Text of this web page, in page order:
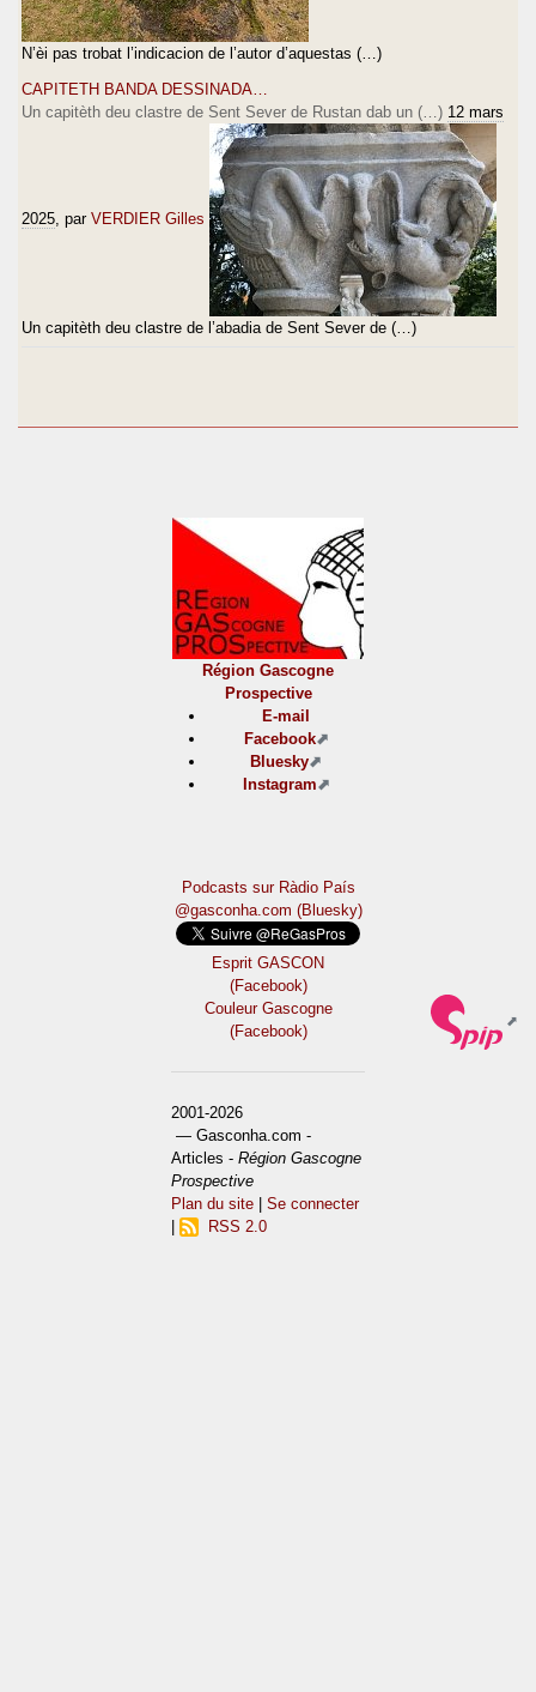
N’èi pas trobat l’indicacion de l’autor d’aquestas (…)
CAPITETH BANDA DESSINADA…
Un capitèth deu clastre de Sent Sever de Rustan dab un (…) 12 mars
2025 , par VERDIER Gilles
Un capitèth deu clastre de l’abadia de Sent Sever de (…)
Région Gascogne
Prospective
E-mail
Facebook
Bluesky
Instagram
Podcasts sur Ràdio País
@gasconha.com (Bluesky)
Esprit GASCON
(Facebook)
Couleur Gascogne
(Facebook)
2001-2026
— Gasconha.com -
Articles -Région Gascogne
Prospective
Plan du site |Se connecter
RSS 2.0